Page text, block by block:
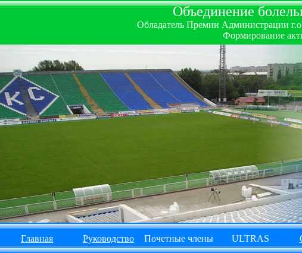
Объединение
Обладатель Премии Администрации
Формирование
Главная Руководство Почетные члены ULTRAS